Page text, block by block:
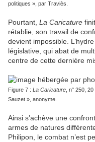
politiques », par Traviès.
Pourtant, La Caricature
rétablie, son travail de
devient impossible.
législative, qui abat de
centre de cette dernière
Figure 7 : La Caricature , n° 250,
Sauzet », anonyme.
Ainsi s’achève une
armes de natures
Philipon, le combat n’est